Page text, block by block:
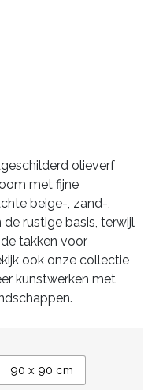
olieverf
met fijne
beige-, zand-,
rustige basis, terwijl
takken voor
ook onze collectie
kunstwerken met
90 x 90 cm